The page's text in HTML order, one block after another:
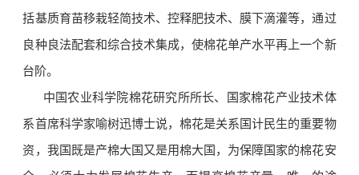
括基质育苗移栽轻简技术、控释肥技术、膜下滴灌等，通过
良种良法配套和综合技术集成，使棉花单产水平再上一个新
台阶。
中国农业科学院棉花研究所所长、国家棉花产业技术体
系首席科学家喻树迅博士说，棉花是关系国计民生的重要物
资，我国既是产棉大国又是用棉大国，为保障国家的棉花安